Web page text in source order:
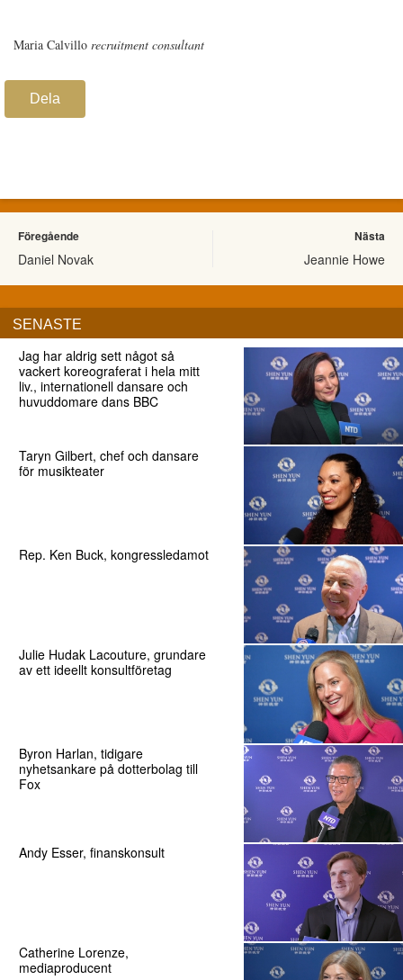
Maria Calvillo recruitment consultant
Dela
Föregående
Daniel Novak
Nästa
Jeannie Howe
SENASTE
Jag har aldrig sett något så
vackert koreograferat i hela mitt
liv., internationell dansare och
huvuddomare dans BBC
Taryn Gilbert, chef och dansare
för musikteater
Rep. Ken Buck, kongressledamot
Julie Hudak Lacouture, grundare
av ett ideellt konsultföretag
Byron Harlan, tidigare
nyhetsankare på dotterbolag till
Fox
Andy Esser, finanskonsult
Catherine Lorenze,
mediaproducent